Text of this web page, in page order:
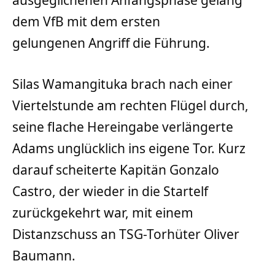
dem VfB mit dem ersten
gelungenen Angriff die Führung.
Silas Wamangituka brach nach einer
Viertelstunde am rechten Flügel durch,
seine flache Hereingabe verlängerte
Adams unglücklich ins eigene Tor. Kurz
darauf scheiterte Kapitän Gonzalo
Castro, der wieder in die Startelf
zurückgekehrt war, mit einem
Distanzschuss an TSG-Torhüter Oliver
Baumann.